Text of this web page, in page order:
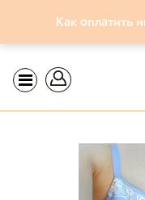
Как оплатить